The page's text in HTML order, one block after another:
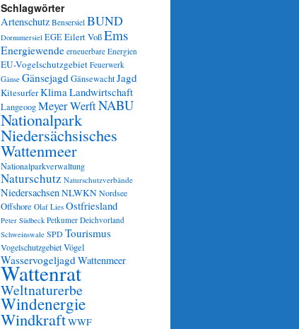
Schlagwörter
Artenschutz Bensersiel BUND
Dornumersiel EGEEilert VoßEms
Energiewende erneuerbare Energien
EU-Vogelschutzgebiet Feuerwerk
Gänse GänsejagdGänsewachtJagd
KitesurferKlimaLandwirtschaft
LangeoogMeyer WerftNABU
Nationalpark
Niedersächsisches
Wattenmeer
Nationalparkverwaltung
Naturschutz Naturschutzverbände
NiedersachsenNLWKNNordsee
Offshore Olaf Lies Ostfriesland
Peter Südbeck Petkumer Deichvorland
Schweinswale SPDTourismus
VogelschutzgebietVögel
WasservogeljagdWattenmeer
Wattenrat
Weltnaturerbe
Windenergie
WindkraftWWF